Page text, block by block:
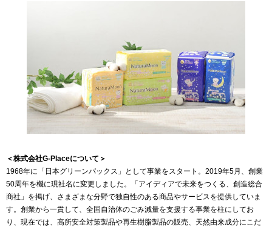
＜株式会社G-Placeについて＞
1968年に「日本グリーンパックス」として事業をスタート。2019年5月、創業
50周年を機に現社名に変更しました。「アイディアで未来をつくる、創造総合
商社」を掲げ、さまざまな分野で独自性のある商品やサービスを提供していま
す。創業から一貫して、全国自治体のごみ減量を支援する事業を柱にしてお
り、現在では、高所安全対策製品や再生樹脂製品の販売、天然由来成分にこだ